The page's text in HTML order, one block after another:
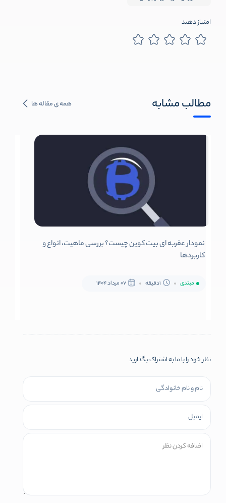
امتیاز دهید
مطالب مشابه همه ی مقاله ها
نمودار عقربه ای بیت کوین چیست؟ بررسی ماهیت، انواع و
کاربردها
مبتدی 1دقیقه 07 مرداد 1404
نظر خود را با ما به اشتراک بگذارید